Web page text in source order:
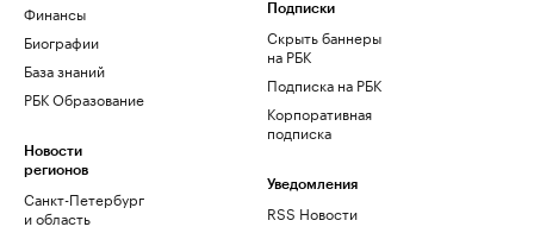
Финансы
Биографии
База знаний
РБК Образование
Новости
регионов
Санкт-Петербург
и область
Подписки
Скрыть баннеры
на РБК
Подписка на РБК
Корпоративная
подписка
Уведомления
RSS Новости